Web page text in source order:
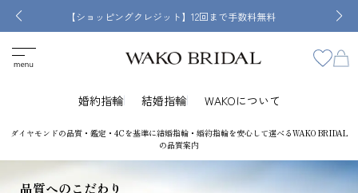
【ショッピングクレジット】12回まで手数料無料
婚約指輪 結婚指輪 WAKOについて
ダイヤモンドの品質・鑑定・4Cを基準に結婚指輪・婚約指輪を安心して選べるWAKO BRIDAL
の品質案内
品質へのこだわり